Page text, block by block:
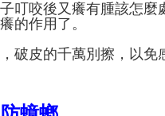
叮咬後又癢有腫該怎麼
的作用了。
破皮的千萬別擦，以免